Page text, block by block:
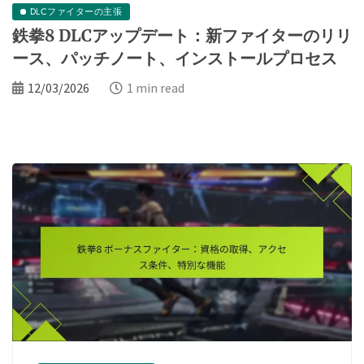
DLCファイターの主張
鉄拳8 DLCアップデート：新ファイターのリリ
ース、パッチノート、インストールプロセス
12/03/2026 1 min read